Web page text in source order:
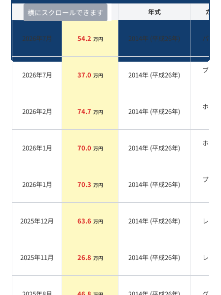
横にスクロールできます
査定時期 セルカ実績 年式 カラ
2026年7月 54.2 万円 2014年 (平成26年) パール
2026年7月 37.0 万円 2014年 (平成26年)
ブラ
2026年2月 74.7 万円 2014年 (平成26年)
ホワ
2026年1月 70.0 万円 2014年 (平成26年)
ホワ
2026年1月 70.3 万円 2014年 (平成26年)
ブラ
2025年12月 63.6 万円 2014年 (平成26年) レッド
2025年11月 26.8 万円 2014年 (平成26年) レッド